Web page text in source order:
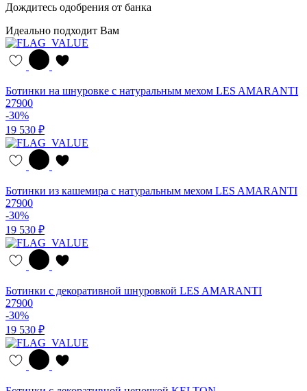
Дождитесь одобрения от банка
Идеально подходит Вам
Ботинки на шнуровке с натуральным мехом LES AMARANTI
27900
-30%
19 530 ₽
Ботинки из кашемира с натуральным мехом LES AMARANTI
27900
-30%
19 530 ₽
Ботинки с декоративной шнуровкой LES AMARANTI
27900
-30%
19 530 ₽